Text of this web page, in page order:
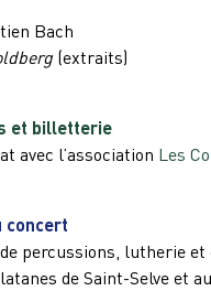
Bach
(extraits)
et billetterie
avec l’association Les
concert
percussions, lutherie
de Saint-Selve et